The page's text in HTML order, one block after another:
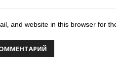
and website in this browser for